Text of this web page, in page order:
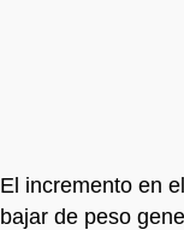
El incremento en
bajar de peso